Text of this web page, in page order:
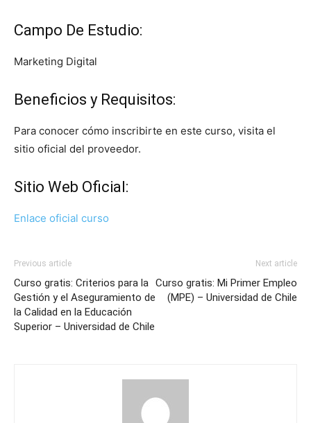
Campo De Estudio:
Marketing Digital
Beneficios y Requisitos:
Para conocer cómo inscribirte en este curso, visita el
sitio oficial del proveedor.
Sitio Web Oficial:
Enlace oficial curso
Previous article
Curso gratis: Criterios para la
Gestión y el Aseguramiento de
la Calidad en la Educación
Superior – Universidad de Chile
Next article
Curso gratis: Mi Primer Empleo
(MPE) – Universidad de Chile